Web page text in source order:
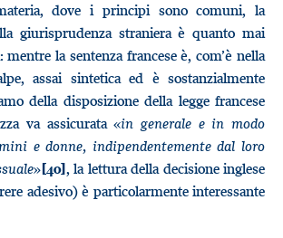
dove i principi sono comuni, la
giurisprudenza straniera è quanto mai
la sentenza francese è, com’è nella
assai sintetica ed è sostanzialmente
della disposizione della legge francese
va assicurata «in generale e in modo
e donne, indipendentemente dal loro
»[40], la lettura della decisione inglese
adesivo) è particolarmente interessante